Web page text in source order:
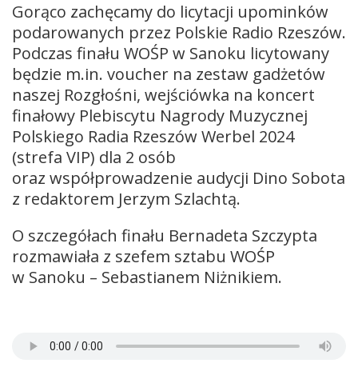
Gorąco zachęcamy do licytacji upominków
podarowanych przez Polskie Radio Rzeszów.
Podczas finału WOŚP w Sanoku licytowany
będzie m.in. voucher na zestaw gadżetów
naszej Rozgłośni, wejściówka na koncert
finałowy Plebiscytu Nagrody Muzycznej
Polskiego Radia Rzeszów Werbel 2024
(strefa VIP) dla 2 osób
oraz współprowadzenie audycji Dino Sobota
z redaktorem Jerzym Szlachtą.
O szczegółach finału Bernadeta Szczypta
rozmawiała z szefem sztabu WOŚP
w Sanoku – Sebastianem Niżnikiem.